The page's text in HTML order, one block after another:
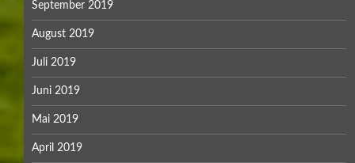
September 2019
August 2019
Juli 2019
Juni 2019
Mai 2019
April 2019